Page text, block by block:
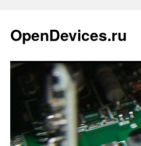
содержимому
OpenDevices.ru